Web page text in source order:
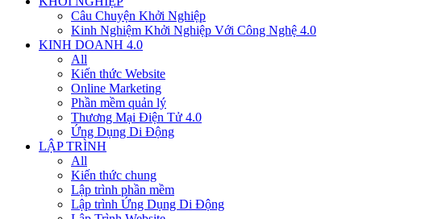
Câu Chuyện Khởi Nghiệp
Kinh Nghiệm Khởi Nghiệp Với Công Nghệ 4.0
KINH DOANH 4.0
All
Kiến thức Website
Online Marketing
Phần mềm quản lý
Thương Mại Điện Tử 4.0
Ứng Dụng Di Động
LẬP TRÌNH
All
Kiến thức chung
Lập trình phần mềm
Lập trình Ứng Dụng Di Động